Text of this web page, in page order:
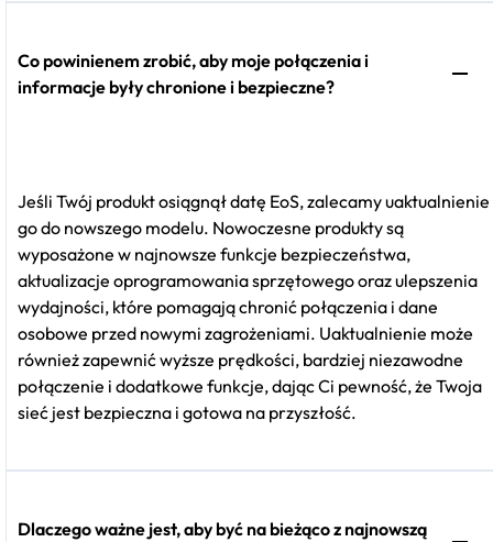
Co powinienem zrobić, aby moje połączenia i
informacje były chronione i bezpieczne?
Jeśli Twój produkt osiągnął datę EoS, zalecamy uaktualnienie
go do nowszego modelu. Nowoczesne produkty są
wyposażone w najnowsze funkcje bezpieczeństwa,
aktualizacje oprogramowania sprzętowego oraz ulepszenia
wydajności, które pomagają chronić połączenia i dane
osobowe przed nowymi zagrożeniami. Uaktualnienie może
również zapewnić wyższe prędkości, bardziej niezawodne
połączenie i dodatkowe funkcje, dając Ci pewność, że Twoja
sieć jest bezpieczna i gotowa na przyszłość.
Dlaczego ważne jest, aby być na bieżąco z najnowszą